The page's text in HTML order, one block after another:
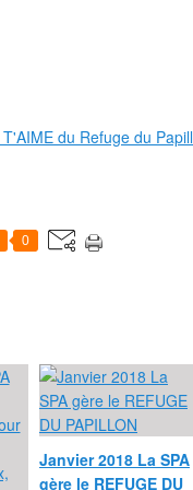
0
Janvier 2018 La SPA
gère le REFUGE DU